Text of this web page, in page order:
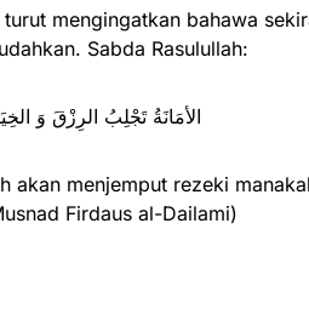
turut mengingatkan bahawa
Sabda Rasulullah:
الأمَانَةُ تَجْلِبُ الرِزْقَ وَ
akan menjemput rezeki
Firdaus al-Dailami)